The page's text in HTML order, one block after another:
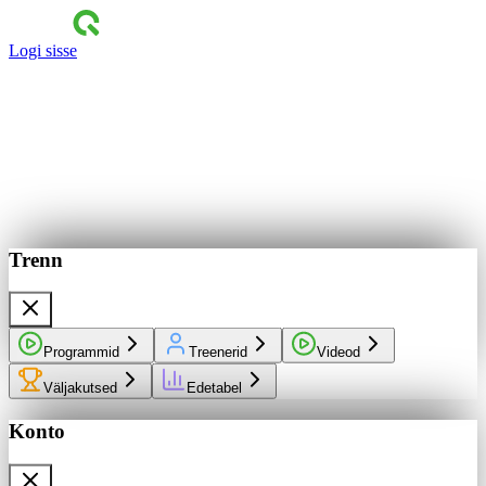
Logi sisse
Trenn
Programmid Treenerid Videod
Väljakutsed Edetabel
Konto